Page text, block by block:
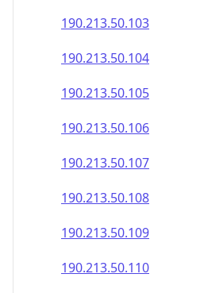
190.213.50.103
190.213.50.104
190.213.50.105
190.213.50.106
190.213.50.107
190.213.50.108
190.213.50.109
190.213.50.110